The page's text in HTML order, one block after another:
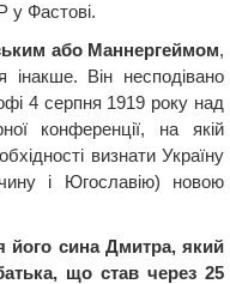
у Фастові.
або Маннергеймом,
Він несподівано
4 серпня 1919 року над
конференції, на якій
визнати Україну
і Югославію) новою
його сина Дмитра, який
що став через 25